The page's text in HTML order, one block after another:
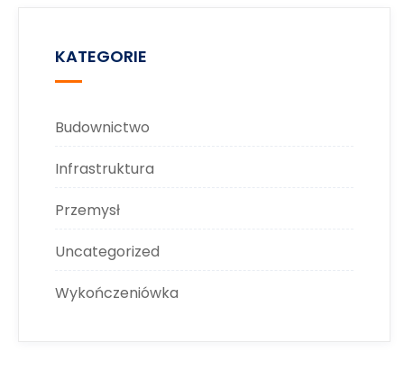
KATEGORIE
Budownictwo
Infrastruktura
Przemysł
Uncategorized
Wykończeniówka